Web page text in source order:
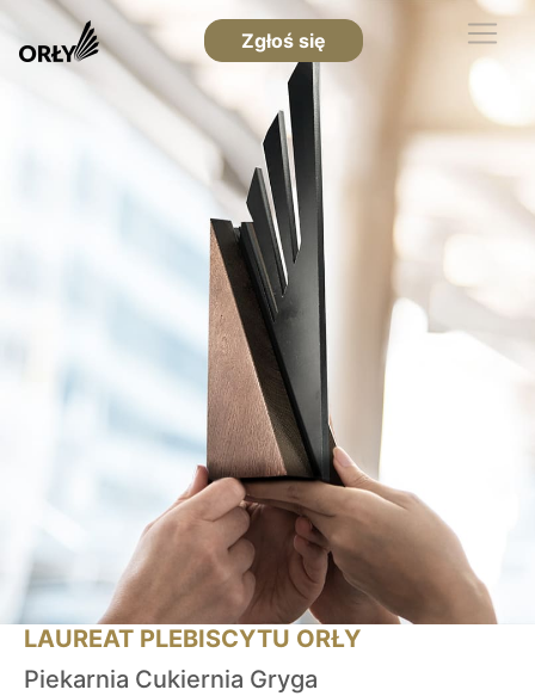
Zgłoś się
LAUREAT PLEBISCYTU ORŁY
Piekarnia Cukiernia Gryga